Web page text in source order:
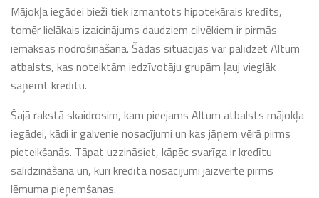
Mājokļa iegādei bieži tiek izmantots hipotekārais kredīts,
tomēr lielākais izaicinājums daudziem cilvēkiem ir pirmās
iemaksas nodrošināšana. Šādās situācijās var palīdzēt Altum
atbalsts, kas noteiktām iedzīvotāju grupām ļauj vieglāk
saņemt kredītu.
Šajā rakstā skaidrosim, kam pieejams Altum atbalsts mājokļa
iegādei, kādi ir galvenie nosacījumi un kas jāņem vērā pirms
pieteikšanās. Tāpat uzzināsiet, kāpēc svarīga ir kredītu
salīdzināšana un, kuri kredīta nosacījumi jāizvērtē pirms
lēmuma pieņemšanas.